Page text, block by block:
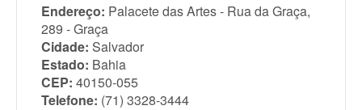
Endereço: Palacete das Artes - Rua da Graça,
289 - Graça
Cidade: Salvador
Estado: Bahia
CEP: 40150-055
Telefone: (71) 3328-3444